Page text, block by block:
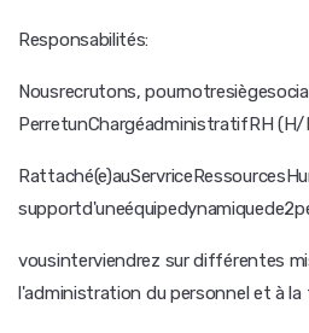
Responsabilités:
Nousrecrutons,
PerretunChargéadministratifRH (H/
vousinterviendrez sur différentes
l'administration du personnel et à